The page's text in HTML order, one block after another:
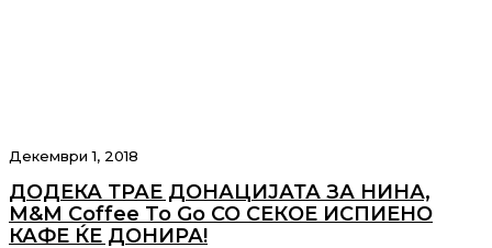
Декември 1, 2018
ДОДЕКА ТРАЕ ДОНАЦИЈАТА ЗА НИНА,
M&M Coffee To Go СО СЕКОЕ ИСПИЕНО
КАФЕ ЌЕ ДОНИРА!